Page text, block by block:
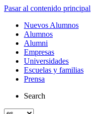
Pasar al contenido principal
Nuevos Alumnos
Alumnos
Alumni
Empresas
Universidades
Escuelas y familias
Prensa
Search